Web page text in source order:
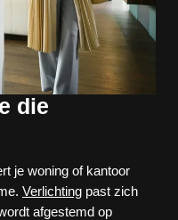
die
je woning of kantoor
Verlichting past zich
afgestemd op